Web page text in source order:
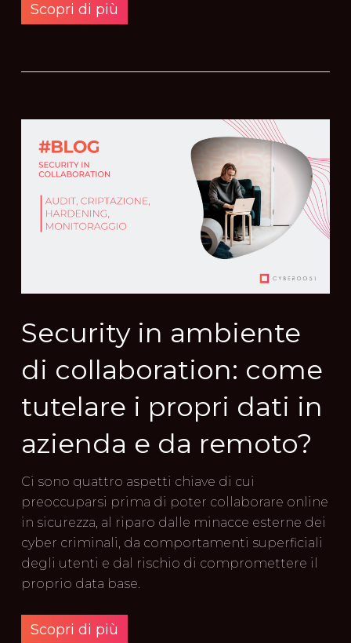
Scopri di più
Security in ambiente
di collaboration: come
tutelare i propri dati in
azienda e da remoto?
Ci sono quattro aspetti chiave di cui
preoccuparsi prima di poter collaborare online
in sicurezza, al riparo dalle minacce esterne dei
cyber criminali, da comportamenti superficiali
degli utenti e dal rischio di compromettere il
proprio data base.
Scopri di più